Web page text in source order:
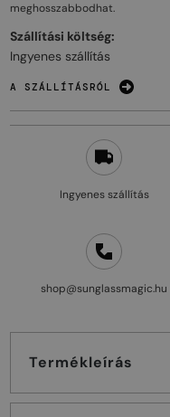
Ingyenes szállítás
shop@sunglassmagic.hu
Termékleírás
meghosszabbodhat.
Szállítási költség:
Ingyenes szállítás
A SZÁLLÍTÁSRÓL